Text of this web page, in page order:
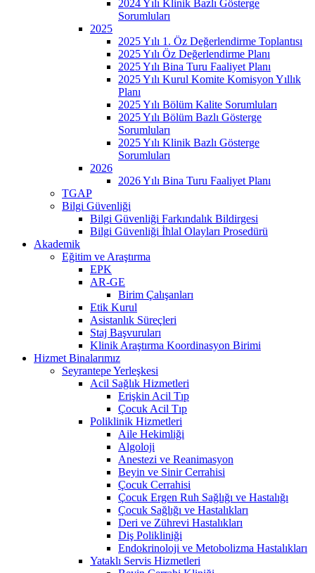
2024 Yılı Klinik Bazlı Gösterge
Sorumluları
2025
2025 Yılı 1. Öz Değerlendirme Toplantısı
2025 Yılı Öz Değerlendirme Planı
2025 Yılı Bina Turu Faaliyet Planı
2025 Yılı Kurul Komite Komisyon Yıllık
Planı
2025 Yılı Bölüm Kalite Sorumluları
2025 Yılı Bölüm Bazlı Gösterge
Sorumluları
2025 Yılı Klinik Bazlı Gösterge
Sorumluları
2026
2026 Yılı Bina Turu Faaliyet Planı
TGAP
Bilgi Güvenliği
Bilgi Güvenliği Farkındalık Bildirgesi
Bilgi Güvenliği İhlal Olayları Prosedürü
Akademik
Eğitim ve Araştırma
EPK
AR-GE
Birim Çalışanları
Etik Kurul
Asistanlık Süreçleri
Staj Başvuruları
Klinik Araştırma Koordinasyon Birimi
Hizmet Binalarımız
Seyrantepe Yerleşkesi
Acil Sağlık Hizmetleri
Erişkin Acil Tıp
Çocuk Acil Tıp
Poliklinik Hizmetleri
Aile Hekimliği
Algoloji
Anestezi ve Reanimasyon
Beyin ve Sinir Cerrahisi
Çocuk Cerrahisi
Çocuk Ergen Ruh Sağlığı ve Hastalığı
Çocuk Sağlığı ve Hastalıkları
Deri ve Zührevi Hastalıkları
Diş Polikliniği
Endokrinoloji ve Metobolizma Hastalıkları
Yataklı Servis Hizmetleri